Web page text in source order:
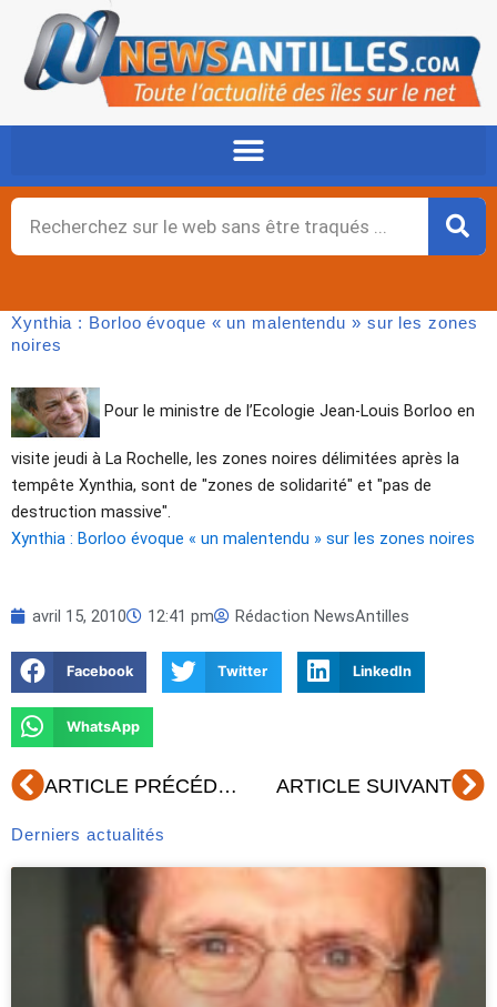
contenu
Rechercher
Xynthia : Borloo évoque « un malentendu » sur les zones
noires
Pour le ministre de l’Ecologie Jean-Louis Borloo en
visite jeudi à La Rochelle, les zones noires délimitées après la
tempête Xynthia, sont de "zones de solidarité" et "pas de
destruction massive".
Xynthia : Borloo évoque « un malentendu » sur les zones noires
avril 15, 2010 12:41 pm Rédaction NewsAntilles
Facebook Twitter LinkedIn
WhatsApp
Précédent ARTICLE PRÉCÉDENT ARTICLE SUIVANT
Derniers actualités